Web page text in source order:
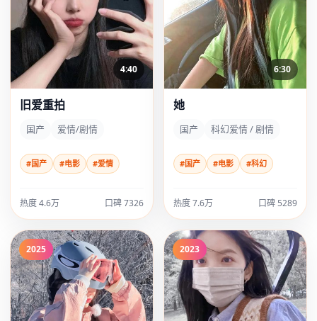
4:40
旧爱重拍
国产 爱情/剧情
#国产 #电影 #爱情
热度 4.6万 口碑 7326
6:30
她
国产 科幻爱情 / 剧情
#国产 #电影 #科幻
热度 7.6万 口碑 5289
2025 2023